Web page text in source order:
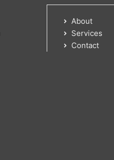
About
Services
Contact